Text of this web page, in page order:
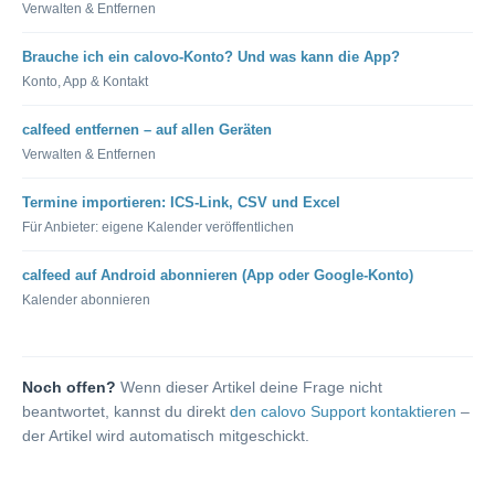
Verwalten & Entfernen
Brauche ich ein calovo-Konto? Und was kann die App?
Konto, App & Kontakt
calfeed entfernen – auf allen Geräten
Verwalten & Entfernen
Termine importieren: ICS-Link, CSV und Excel
Für Anbieter: eigene Kalender veröffentlichen
calfeed auf Android abonnieren (App oder Google-Konto)
Kalender abonnieren
Noch offen? Wenn dieser Artikel deine Frage nicht
beantwortet, kannst du direkt den calovo Support kontaktieren –
der Artikel wird automatisch mitgeschickt.